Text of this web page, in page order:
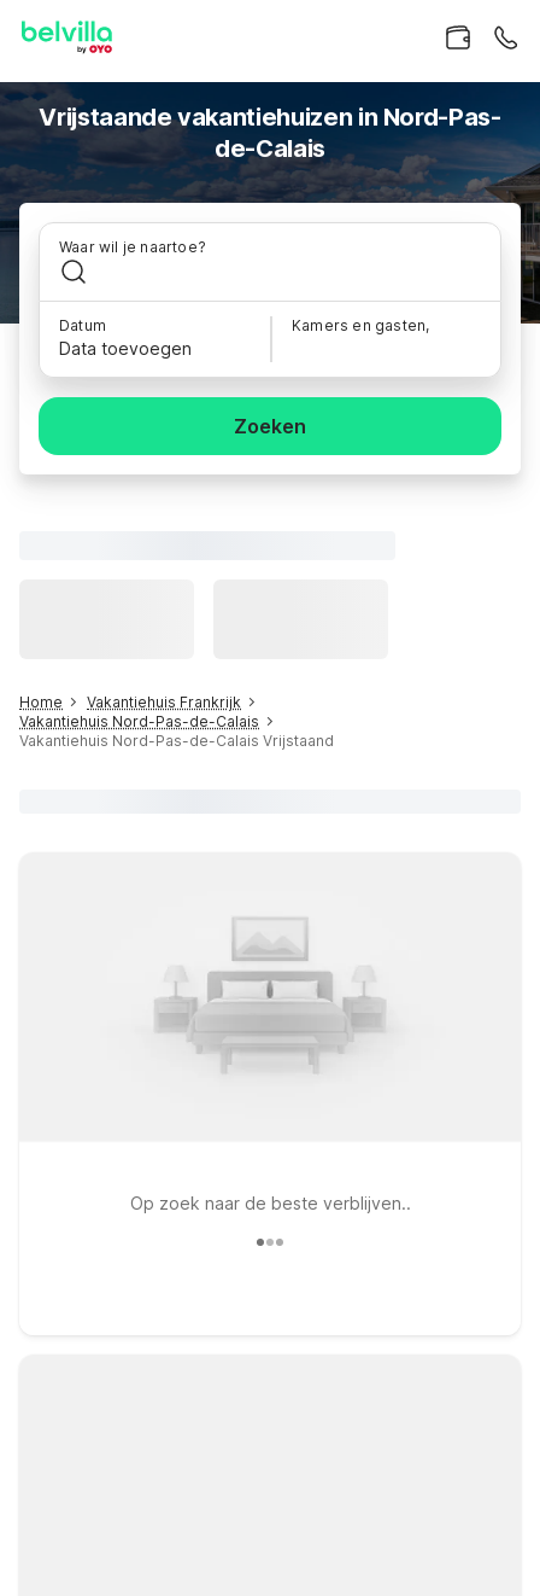
Vrijstaande vakantiehuizen in Nord-Pas-
de-Calais
Waar wil je naartoe?
Datum
Data toevoegen
Kamers en gasten,
Zoeken
Home
Vakantiehuis Frankrijk
Vakantiehuis Nord-Pas-de-Calais
Vakantiehuis Nord-Pas-de-Calais Vrijstaand
Op zoek naar de beste verblijven..